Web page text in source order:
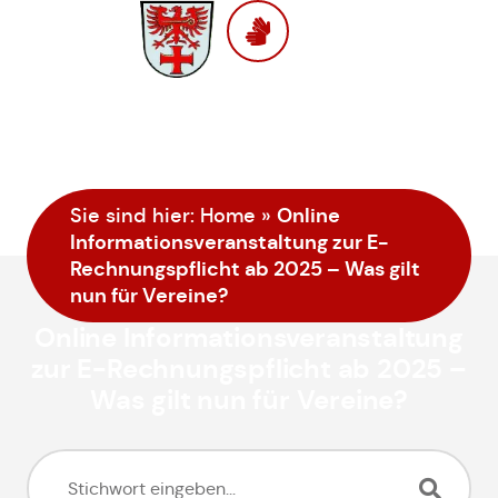
Sie sind hier: Home » Online
Informationsveranstaltung zur E-
Rechnungspflicht ab 2025 – Was gilt
nun für Vereine?